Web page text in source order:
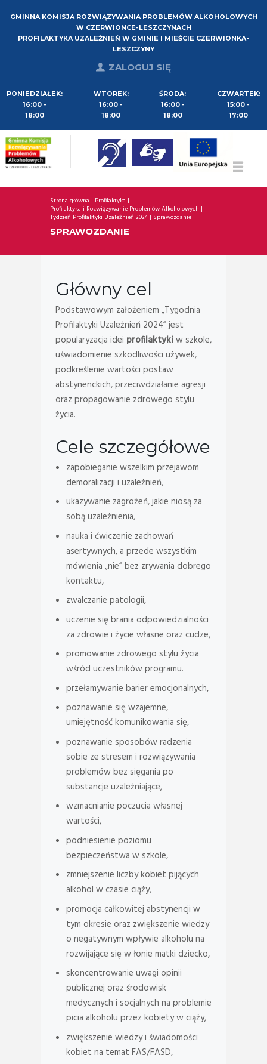
GMINNA KOMISJA ROZWIĄZYWANIA PROBLEMÓW ALKOHOLOWYCH
W CZERWIONCE-LESZCZYNACH
PROFILAKTYKA UZALEŻNIEŃ W GMINIE I MIEŚCIE CZERWIONKA-
LESZCZYNY
ZALOGUJ SIĘ
PONIEDZIAŁEK:
16:00 -
18:00
WTOREK:
16:00 -
18:00
ŚRODA:
16:00 -
18:00
CZWARTEK:
15:00 -
17:00
Strona główna
Profilaktyka
Profilaktyka i Rozwiązywanie Problemów Alkoholowych
Tydzień Profilaktyki Uzależnień 2024 Sprawozdanie
SPRAWOZDANIE
Główny cel
Podstawowym założeniem „Tygodnia
Profilaktyki Uzależnień 2024” jest
popularyzacja idei profilaktykiw szkole,
uświadomienie szkodliwości używek,
podkreślenie wartości postaw
abstynenckich, przeciwdziałanie agresji
oraz propagowanie zdrowego stylu
życia.
Cele szczegółowe
zapobieganie wszelkim przejawom
demoralizacji i uzależnień,
ukazywanie zagrożeń, jakie niosą za
sobą uzależnienia,
nauka i ćwiczenie zachowań
asertywnych, a przede wszystkim
mówienia „nie” bez zrywania dobrego
kontaktu,
zwalczanie patologii,
uczenie się brania odpowiedzialności
za zdrowie i życie własne oraz cudze,
promowanie zdrowego stylu życia
wśród uczestników programu.
przełamywanie barier emocjonalnych,
poznawanie się wzajemne,
umiejętność komunikowania się,
poznawanie sposobów radzenia
sobie ze stresem i rozwiązywania
problemów bez sięgania po
substancje uzależniające,
wzmacnianie poczucia własnej
wartości,
podniesienie poziomu
bezpieczeństwa w szkole,
zmniejszenie liczby kobiet pijących
alkohol w czasie ciąży,
promocja całkowitej abstynencji w
tym okresie oraz zwiększenie wiedzy
o negatywnym wpływie alkoholu na
rozwijające się w łonie matki dziecko,
skoncentrowanie uwagi opinii
publicznej oraz środowisk
medycznych i socjalnych na problemie
picia alkoholu przez kobiety w ciąży,
zwiększenie wiedzy i świadomości
kobiet na temat FAS/FASD,